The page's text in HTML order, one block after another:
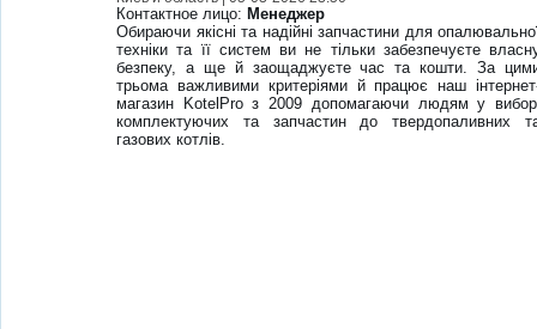
Контактное лицо: Менеджер
Обираючи якісні та надійні запчастини для
техніки та її систем ви не тільки забезпечуєте
безпеку, а ще й заощаджуєте час та кошти. За
трьома важливими критеріями й працює наш
магазин KotelPro з 2009 допомагаючи людям у
комплектуючих та запчастин до твердопаливних
газових котлів.